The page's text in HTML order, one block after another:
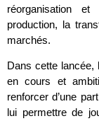
réorganisation
production, la
marchés.
Dans cette lancée,
en cours et
renforcer d’une
lui permettre de